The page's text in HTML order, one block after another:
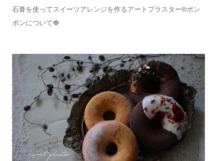
石膏を使ってスイーツアレンジを作るアートプラスター®ボン
ボンについて🍓